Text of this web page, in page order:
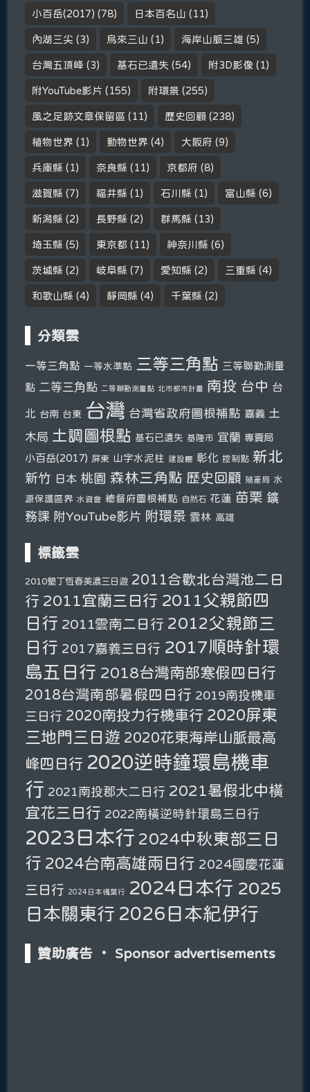
小百岳(2017) (78) 日本百名山 (11)
內湖三尖 (3) 烏來三山 (1) 海岸山脈三雄 (5)
台灣五頂峰 (3) 基石已遺失 (54) 附3D影像 (1)
附YouTube影片 (155) 附環景 (255)
風之足跡文章保留區 (11) 歷史回顧 (238)
植物世界 (1) 動物世界 (4) 大阪府 (9)
兵庫縣 (1) 奈良縣 (11) 京都府 (8)
滋賀縣 (7) 福井縣 (1) 石川縣 (1) 富山縣 (6)
新潟縣 (2) 長野縣 (2) 群馬縣 (13)
埼玉縣 (5) 東京都 (11) 神奈川縣 (6)
茨城縣 (2) 岐阜縣 (7) 愛知縣 (2) 三重縣 (4)
和歌山縣 (4) 靜岡縣 (4) 千葉縣 (2)
分類雲
一等三角點 一等水準點 三等三角點 三等聯勤測量
點 二等三角點 二等聯勤測量點 北市都市計畫 南投 台中 台
北 台南 台東 台灣 台灣省政府圖根補點 嘉義 土
木局 土調圖根點 基石已遺失 基隆市 宜蘭 專賣局
小百岳(2017) 屏東 山字水泥柱 建設廳 彰化 控制點 新北
新竹 日本 桃園 森林三角點 歷史回顧 殖產局
水
源保護區界 水資會 總督府圖根補點 自然石 花蓮 苗栗 鑛
務課 附YouTube影片 附環景 雲林 高雄
標籤雲
2010墾丁恆春美濃三日遊 2011合歡北台灣池二日
行 2011宜蘭三日行 2011父親節四
日行 2011雲南二日行 2012父親節三
日行 2017嘉義三日行 2017順時針環
島五日行 2018台灣南部寒假四日行
2018台灣南部暑假四日行 2019南投機車
三日行 2020南投力行機車行 2020屏東
三地門三日遊 2020花東海岸山脈最高
峰四日行 2020逆時鐘環島機車
行 2021南投郡大二日行 2021暑假北中橫
宜花三日行 2022南橫逆時針環島三日行
2023日本行 2024中秋東部三日
行 2024台南高雄兩日行 2024國慶花蓮
三日行 2024日本楓葉行 2024日本行 2025
日本關東行 2026日本紀伊行
贊助廣告 ‧ Sponsor advertisements